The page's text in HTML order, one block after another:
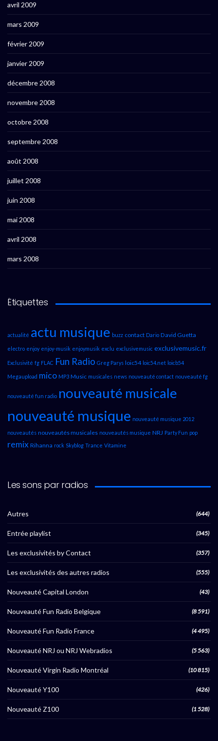
avril 2009
mars 2009
février 2009
janvier 2009
décembre 2008
novembre 2008
octobre 2008
septembre 2008
août 2008
juillet 2008
juin 2008
mai 2008
avril 2008
mars 2008
Étiquettes
actualité actu musique buzz contact Dario David Guetta
electro enjoy enjoy-musik enjoymusik exclu exclusivemusic exclusivemusic.fr
Exclusivité fg FLAC Fun Radio Greg Parys loic54 loic54.net loicb54
Megaupload mico MP3 Music musicales news nouveauté contact nouveauté fg
nouveauté fun radio nouveauté musicale
nouveauté musique nouveauté musique 2012
nouveautés nouveautés musicales nouveautés musique NRJ Party Fun pop
remix Rihanna rock Skyblog Trance Vitamine
Les sons par radios
Autres (644)
Entrée playlist (345)
Les exclusivités by Contact (357)
Les exclusivités des autres radios (555)
Nouveauté Capital London (43)
Nouveauté Fun Radio Belgique (8 591)
Nouveauté Fun Radio France (4 495)
Nouveauté NRJ ou NRJ Webradios (5 563)
Nouveauté Virgin Radio Montréal (10 815)
Nouveauté Y100 (426)
Nouveauté Z100 (1 528)